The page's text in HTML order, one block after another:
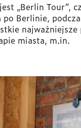
„Berlin Tour”,
po Berlinie,
miasta, m.in.